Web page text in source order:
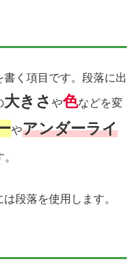
く項目です。段落に出
大きさ や色などを変
やアンダーライ
段落を使用します。